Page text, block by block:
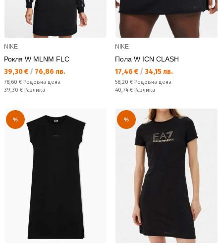
NIKE
Рокля W MLNM FLC
Текуща цена:
39,30 € / 76,86 лв.
Редовна цена:
78,60 € Редовна цена
Спестявате:
39,30 € Разлика
NIKE
Пола W ICN CLASH
Текуща цена:
17,46 € / 34,15 лв.
Редовна цена:
58,20 € Редовна цена
Спестявате:
40,74 € Разлика
% %